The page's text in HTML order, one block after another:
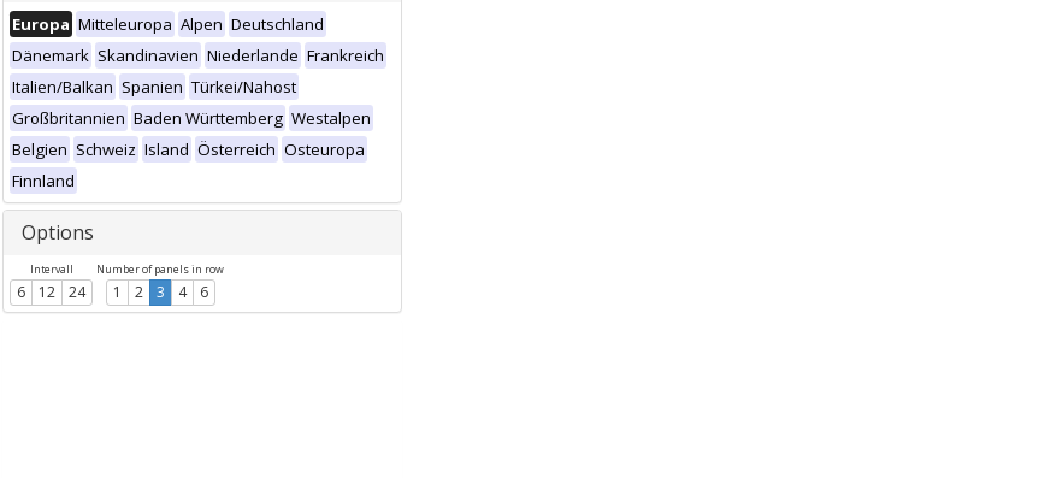
Europa Mitteleuropa Alpen Deutschland
Dänemark Skandinavien Niederlande Frankreich
Italien/Balkan Spanien Türkei/Nahost
Großbritannien Baden Württemberg Westalpen
Belgien Schweiz Island Österreich Osteuropa
Finnland
Options
Intervall
6 12 24
Number of panels in row
1 2 3 4 6